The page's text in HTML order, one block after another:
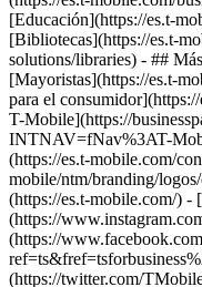
[Educación](https://es.t-
[Bibliotecas](https://es.t-
solutions/libraries) - ##
[Mayoristas](https://es.t-
para el
T-Mobile](https://
INTNAV=fNav%3AT-
(https://es.t-mobile.com/
mobile/ntm/branding/
(https://es.t-mobile.com/) -
(https://
(https://
(https://twitter.com/